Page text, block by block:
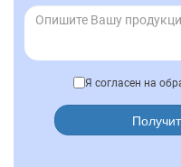
Я согласен на